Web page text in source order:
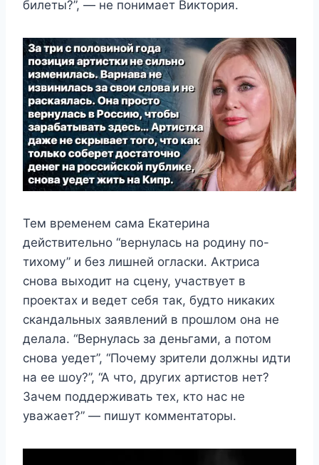
билеты?”, — не понимает Виктория.
Тем временем сама Екатерина
действительно “вернулась на родину по-
тихому” и без лишней огласки. Актриса
снова выходит на сцену, участвует в
проектах и ведет себя так, будто никаких
скандальных заявлений в прошлом она не
делала. “Вернулась за деньгами, а потом
снова уедет”, “Почему зрители должны идти
на ее шоу?”, “А что, других артистов нет?
Зачем поддерживать тех, кто нас не
уважает?” — пишут комментаторы.